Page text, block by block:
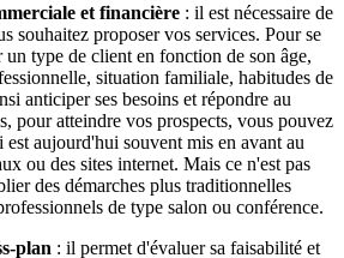
et financière : il est nécessaire de
souhaitez proposer vos services. Pour se
type de client en fonction de son âge,
situation familiale, habitudes de
anticiper ses besoins et répondre au
pour atteindre vos prospects, vous pouvez
aujourd'hui souvent mis en avant au
ou des sites internet. Mais ce n'est pas
des démarches plus traditionnelles
de type salon ou conférence.
plan : il permet d'évaluer sa faisabilité et